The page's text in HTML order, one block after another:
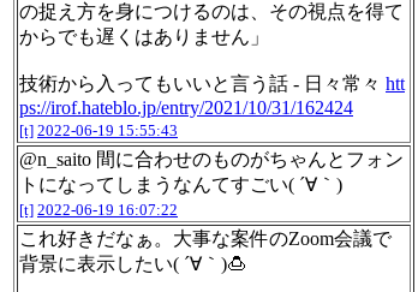
の捉え方を身につけるのは、その視点を得て
からでも遅くはありません」
技術から入ってもいいと言う話 - 日々常々 htt
ps://irof.hateblo.jp/entry/2021/10/31/162424
[t] 2022-06-19 15:55:43
@n_saito 間に合わせのものがちゃんとフォン
トになってしまうなんてすごい( ´∀｀)
[t] 2022-06-19 16:07:22
これ好きだなぁ。大事な案件のZoom会議で
背景に表示したい( ´∀｀)🍮